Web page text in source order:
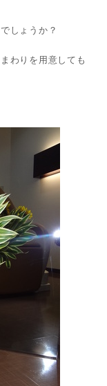
しょうか？
わりを用意しても